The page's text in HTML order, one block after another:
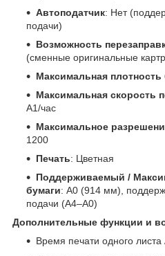
Автоподатчик: Нет
подачи)
Возможность
(сменные оригинальные
Максимальная плотность
Максимальная скорость
A1/час
Максимальное
1200
Печать: Цветная
Поддерживаемый /
бумаги: A0 (914 мм),
подачи (A4–A0)
Дополнительные функции и
Время печати одного